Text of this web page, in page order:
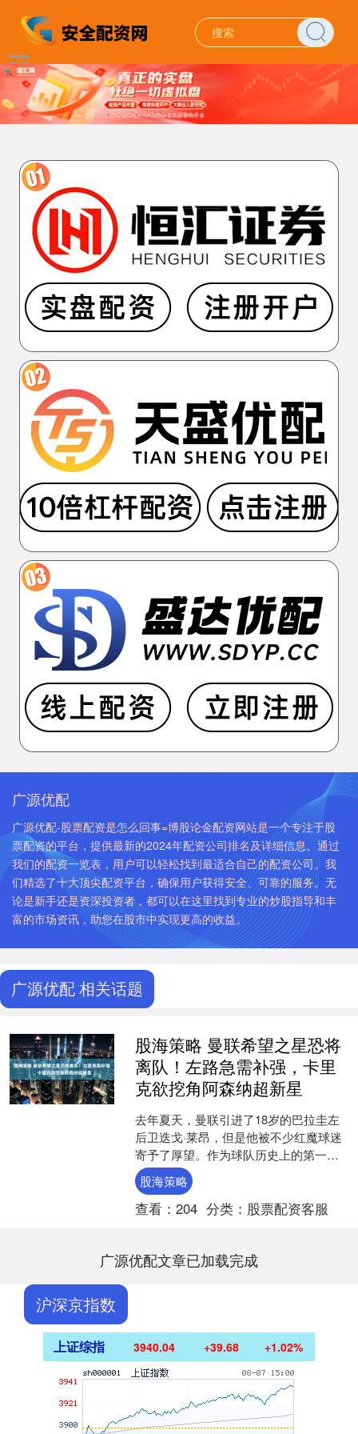
广源优配
广源优配-股票配资是怎么回事=博股论金配资网站是一个专注于股
票配资的平台，提供最新的2024年配资公司排名及详细信息。通过
我们的配资一览表，用户可以轻松找到最适合自己的配资公司。我
们精选了十大顶尖配资平台，确保用户获得安全、可靠的服务。无
论是新手还是资深投资者，都可以在这里找到专业的炒股指导和丰
富的市场资讯，助您在股市中实现更高的收益。
广源优配 相关话题
股海策略 曼联希望之星恐将
离队！左路急需补强，卡里
克欲挖角阿森纳超新星
去年夏天，曼联引进了18岁的巴拉圭左
后卫迭戈·莱昂，但是他被不少红魔球迷
寄予了厚望。作为球队历史上的第一位
巴拉圭球员，莱昂对自己在老特拉福德
的未来充满信心，放言....
股海策略
查看： 204 分类： 股票配资客服
广源优配文章已加载完成
沪深京指数
上证综指 3940.04 +39.68 +1.02%